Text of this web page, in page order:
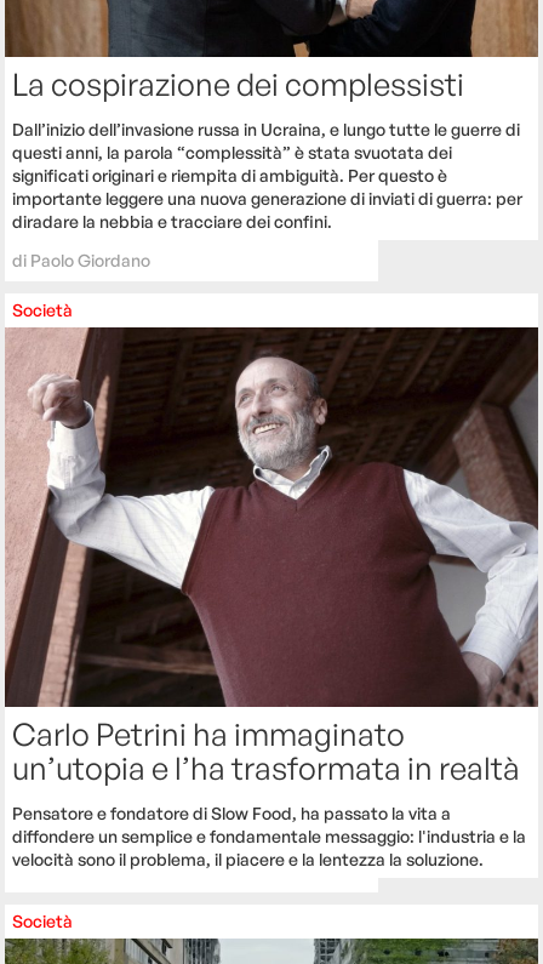
La cospirazione dei complessisti
Dall’inizio dell’invasione russa in Ucraina, e lungo tutte le guerre di
questi anni, la parola “complessità” è stata svuotata dei
significati originari e riempita di ambiguità. Per questo è
importante leggere una nuova generazione di inviati di guerra: per
diradare la nebbia e tracciare dei confini.
di Paolo Giordano
Società
Carlo Petrini ha immaginato
un’utopia e l’ha trasformata in realtà
Pensatore e fondatore di Slow Food, ha passato la vita a
diffondere un semplice e fondamentale messaggio: l'industria e la
velocità sono il problema, il piacere e la lentezza la soluzione.
Società